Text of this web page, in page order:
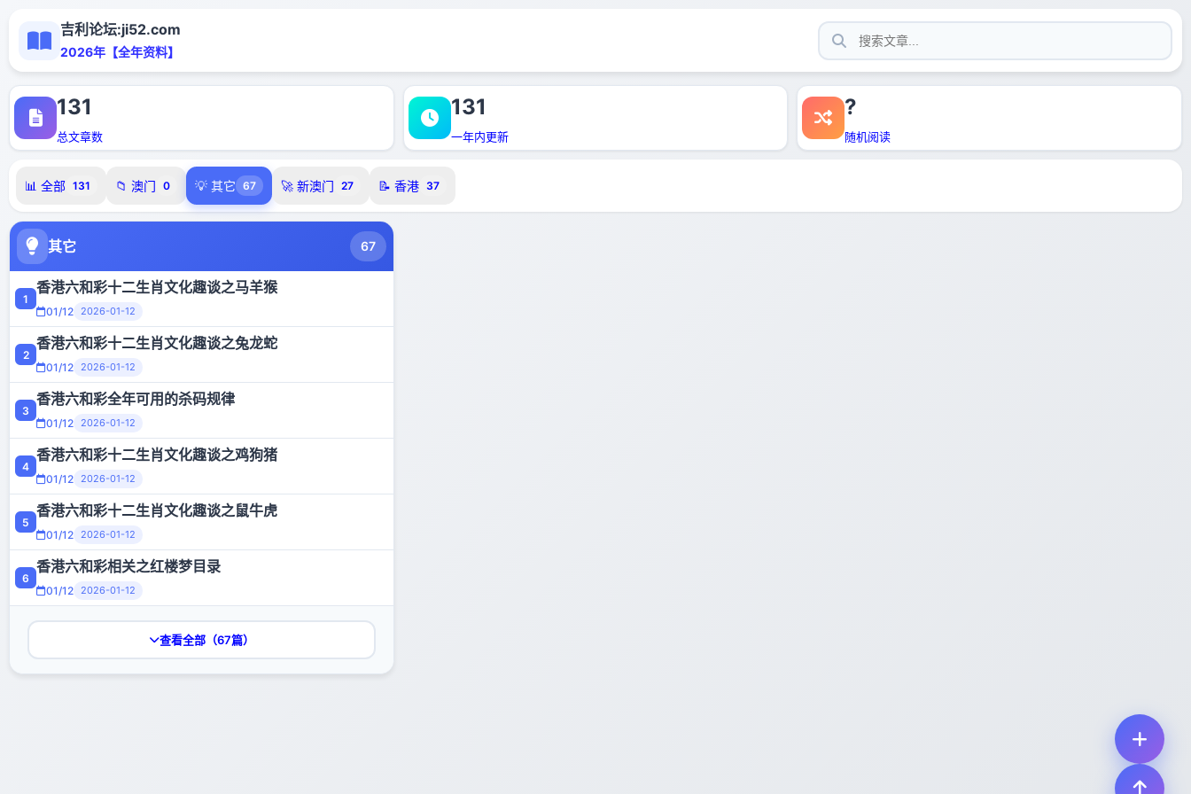
吉利论坛:ji52.com
2026年【全年资料】
131
总文章数
131
一年内更新
?
随机阅读
📊 全部 131 📁 澳门 0 💡 其它 67 🚀 新澳门 27 📝 香港 37
其它 67
1
香港六和彩十二生肖文化趣谈之马羊猴
01/12 2026-01-12
2
香港六和彩十二生肖文化趣谈之兔龙蛇
01/12 2026-01-12
3
香港六和彩全年可用的杀码规律
01/12 2026-01-12
4
香港六和彩十二生肖文化趣谈之鸡狗猪
01/12 2026-01-12
5
香港六和彩十二生肖文化趣谈之鼠牛虎
01/12 2026-01-12
6
香港六和彩相关之红楼梦目录
01/12 2026-01-12
香港六和彩相关之水浒传目录
脑筋急转弯歇后语大全，吉利论坛ji520.com宣传部
查看全部（67篇）